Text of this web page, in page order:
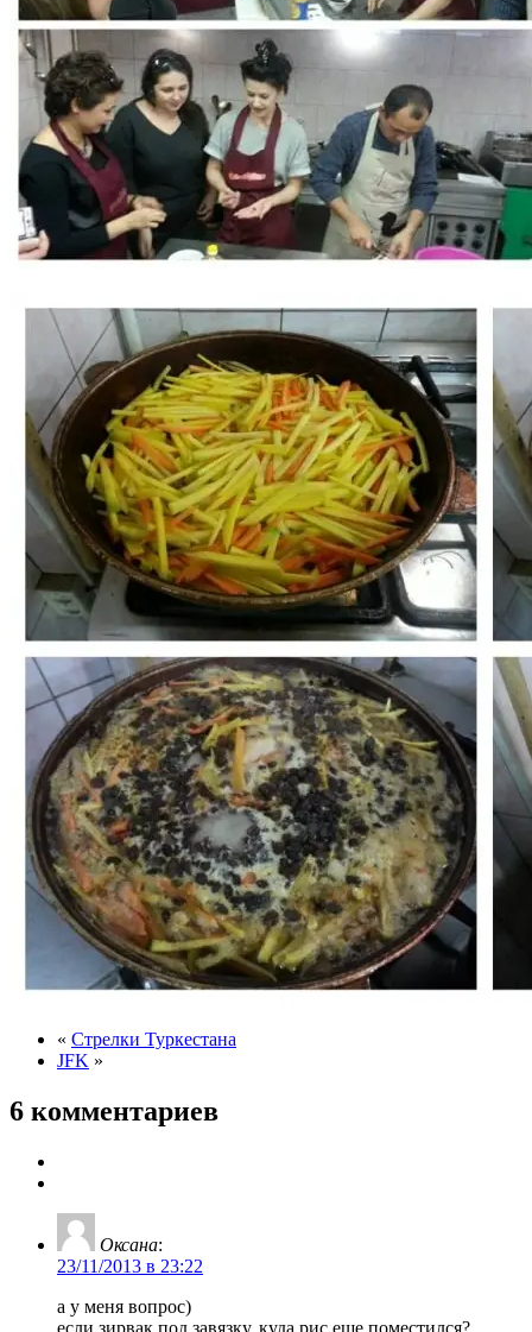
« Стрелки Туркестана
JFK »
6 комментариев
Оксана:
23/11/2013 в 23:22
а у меня вопрос)
если зирвак под завязку, куда рис еще поместился?